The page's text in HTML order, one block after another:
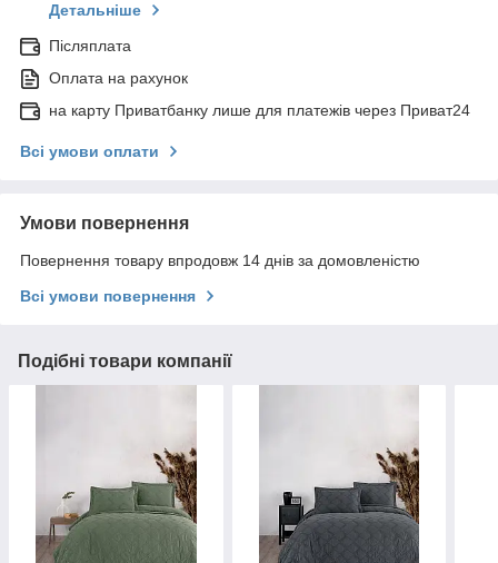
Детальніше
Післяплата
Оплата на рахунок
на карту Приватбанку лише для платежів через Приват24
Всі умови оплати
Умови повернення
Повернення товару впродовж 14 днів за домовленістю
Всі умови повернення
Подібні товари компанії